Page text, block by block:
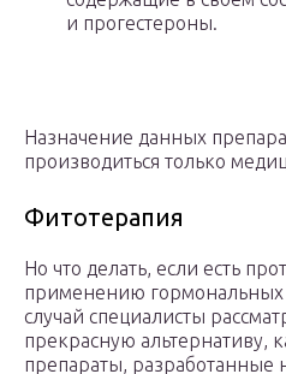
и прогестероны.
Назначение данных
производиться только
Фитотерапия
Но что делать, если есть
применению гормональных
случай специалисты
прекрасную альтернативу,
препараты, разработанные